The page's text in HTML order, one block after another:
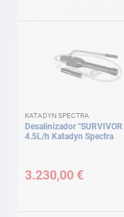
KATADYN SPECTRA
Desalinizador
4.5L/h Katadyn Spectra
3.230,00 €